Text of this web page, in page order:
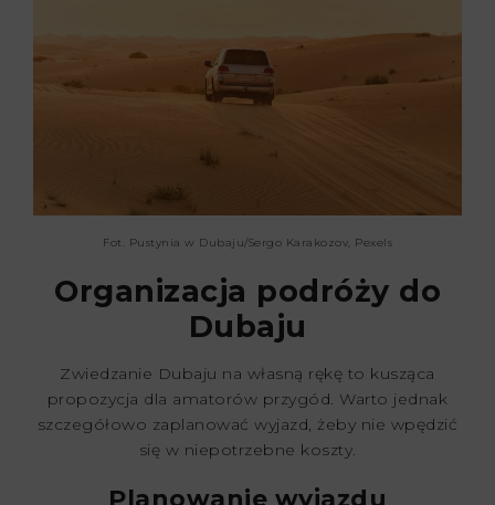
Fot. Pustynia w Dubaju/Sergo Karakozov, Pexels
Organizacja podróży do
Dubaju
Zwiedzanie Dubaju na własną rękę to kusząca
propozycja dla amatorów przygód. Warto jednak
szczegółowo zaplanować wyjazd, żeby nie wpędzić
się w niepotrzebne koszty.
Planowanie wyjazdu